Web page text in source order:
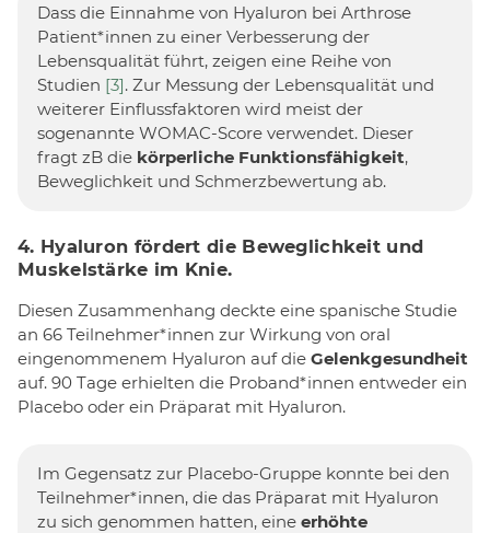
Dass die Einnahme von Hyaluron bei Arthrose
Patient*innen zu einer Verbesserung der
Lebensqualität führt, zeigen eine Reihe von
Studien [3]. Zur Messung der Lebensqualität und
weiterer Einflussfaktoren wird meist der
sogenannte WOMAC-Score verwendet. Dieser
fragt zB die körperliche Funktionsfähigkeit,
Beweglichkeit und Schmerzbewertung ab.
4. Hyaluron fördert die Beweglichkeit und
Muskelstärke im Knie.
Diesen Zusammenhang deckte eine spanische Studie
an 66 Teilnehmer*innen zur Wirkung von oral
eingenommenem Hyaluron auf die Gelenkgesundheit
auf. 90 Tage erhielten die Proband*innen entweder ein
Placebo oder ein Präparat mit Hyaluron.
Im Gegensatz zur Placebo-Gruppe konnte bei den
Teilnehmer*innen, die das Präparat mit Hyaluron
zu sich genommen hatten, eine erhöhte